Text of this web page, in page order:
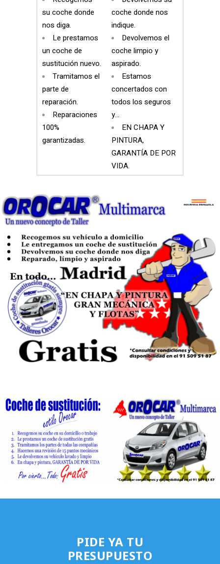
su coche donde
nos diga.
Le prestamos
un coche de
sustitución nuevo.
Tramitamos el
parte de
reparación.
Reparaciones
100%
garantizadas.
coche donde nos
indique.
Devolvemos el
coche limpio y
aspirado.
Estamos
concertados con
todos los seguros
y…
EN CHAPA Y
PINTURA,
GARANTÍA DE POR
VIDA.
PIDE YA TU
PRESUPUESTO